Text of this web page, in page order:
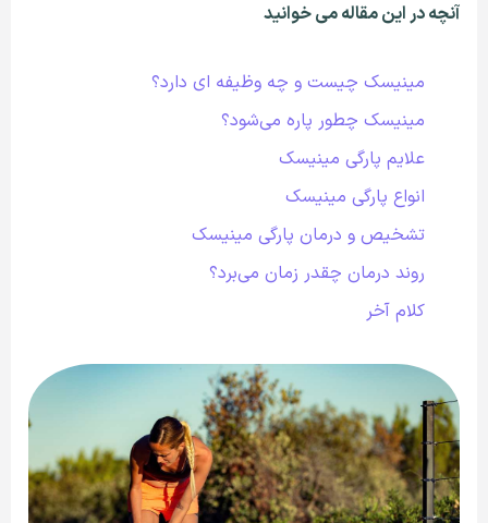
آنچه در این مقاله می خوانید
مینیسک چیست و چه وظیفه ای دارد؟
مینیسک چطور پاره می‌شود؟
علایم پارگی مینیسک
انواع پارگی مینیسک
تشخیص و درمان پارگی مینیسک
روند درمان چقدر زمان می‌برد؟
کلام آخر